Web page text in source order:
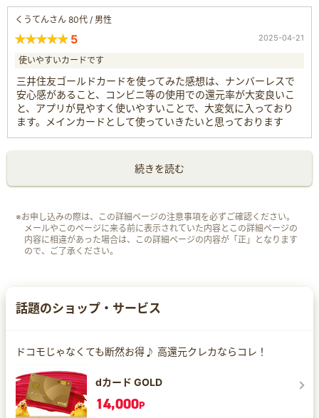
くうてんさん 80代 / 男性
5 2025-04-21
使いやすいカードです
三井住友ゴールドカードを使ってみた感想は、ナンバーレスで
安心感があること、コンビニ等の使用での還元率が大変良いこ
と、アプリが見やすく使いやすいことで、大変気に入っており
ます。メインカードとして使っていきたいと思っております
続きを読む
※お申し込みの際は、この詳細ページの注意事項を必ずご確認ください。
メールやこのページに来る前に表示されていた内容とこの詳細ページの
内容に相違があった場合は、この詳細ページの内容が「正」となります
ので、ご了承ください。
話題のショップ・サービス
ドコモじゃなくても断然お得♪ 高還元クレカならコレ！
dカード GOLD
14,000P